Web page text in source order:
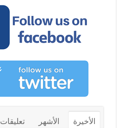
الأخيرة الأشهر تعليقات